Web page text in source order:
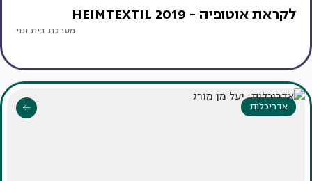
לקראת אוטופיה - 2019 HEIMTEXTIL
מערכת בית ונוי
אדריכלות